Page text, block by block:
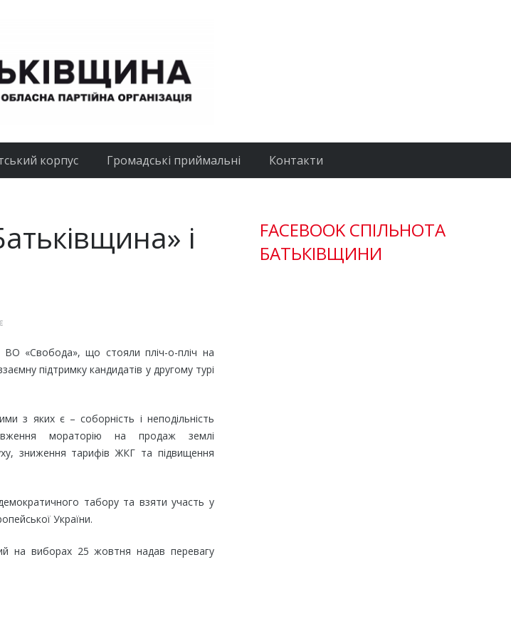
корпус Громадські приймальні Контакти
і
і ВО «Свобода», що стояли пліч-о-пліч на
підтримку кандидатів у другому турі
з яких є – соборність і неподільність
мораторію на продаж землі
зниження тарифів ЖКГ та підвищення
демократичного табору та взяти участь у
України.
на виборах 25 жовтня надав перевагу
FACEBOOK СПІЛЬНОТА
БАТЬКІВЩИНИ